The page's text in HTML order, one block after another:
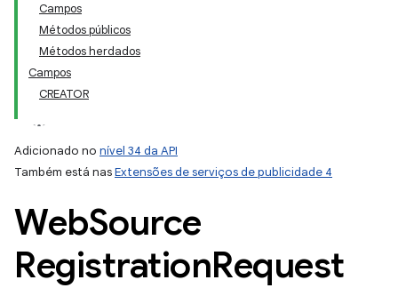
Campos
Métodos públicos
Métodos herdados
Campos
CREATOR
Adicionado no nível 34 da API
Também está nasExtensões de serviços de publicidade 4
WebSource
RegistrationRequest